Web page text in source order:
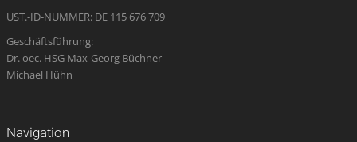
UST.-ID-NUMMER: DE 115 676 709
Geschäftsführung:
Dr. oec. HSG Max-Georg Büchner
Michael Hühn
Navigation